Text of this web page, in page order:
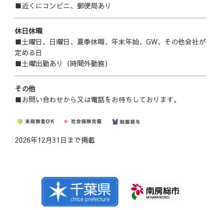
■近くにコンビニ、郵便局あり
休日休暇
■土曜日、日曜日、夏季休暇、年末年始、GW、その他会社が
定める日
■土曜出勤あり（時間外勤務）
その他
■お問い合わせから又は電話をお待ちしております。
2026年12月31日まで掲載